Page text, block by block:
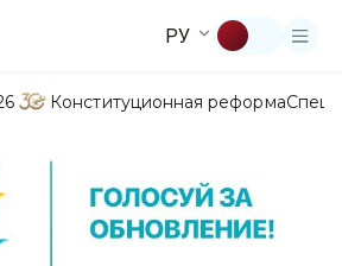
РУ
Конституционная реформа